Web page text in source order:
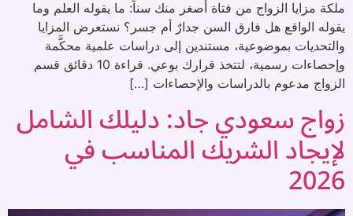
ملكة مزايا الزواج من فتاة أصغر منك سناً: ما يقوله العلم وما
يقوله الواقع هل فارق السن جدارٌ أم جسر؟ نستعرض المزايا
والتحديات بموضوعية، مستندين إلى دراسات علمية محكَّمة
وإحصاءات رسمية، لتتخذ قرارك بوعي. قراءة 10 دقائق قسم
الزواج مدعوم بالدراسات والإحصاءات […]
زواج سعودي جاد: دليلك الشامل
لإيجاد الشريك المناسب في
2026